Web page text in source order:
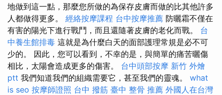
地做到這一點，那麼您所做的為保存皮膚而做的比其他許多
人都做得更多。 經絡按摩課程 台中按摩推薦 防曬霜不僅在
有害的陽光下進行戰鬥，而且還隨著皮膚的老化而戰。 台
中養生館排毒 這就是為什麼白天的面部護理常規是必不可
少的。 因此，您可以看到，不幸的是，與簡單的痛苦曬傷
相比，太陽會造成更多的傷害。 台中頭部按摩 新竹 外燴
ptt 我們知道我們的組織需要它，甚至我們的靈魂。 what
is seo 按摩師證照 台中 撥筋 臺中 整骨 推薦 外國人在台灣